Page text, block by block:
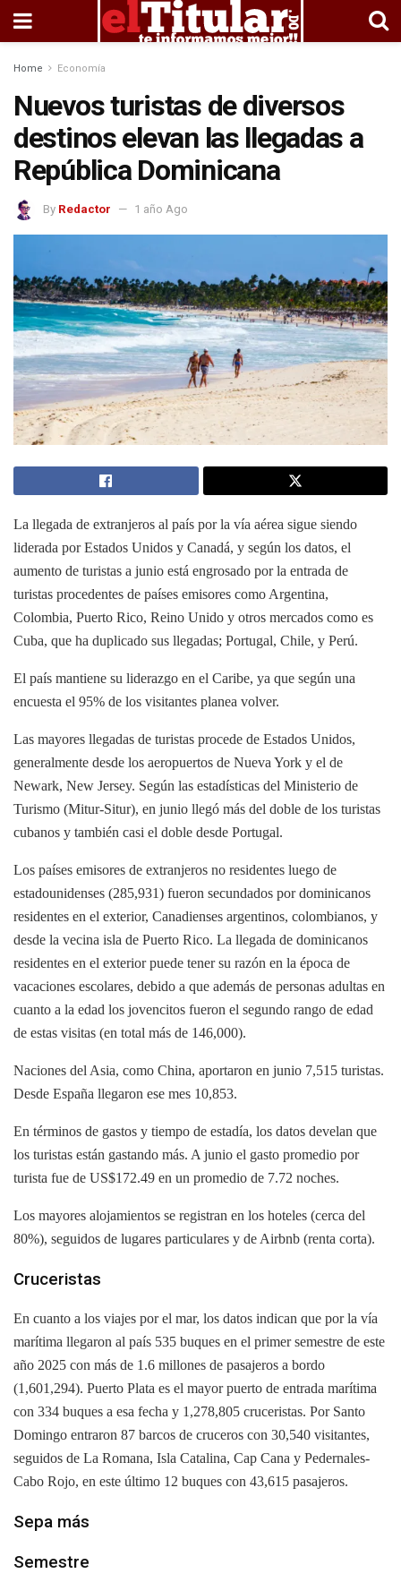
Home Economía
Nuevos turistas de diversos
destinos elevan las llegadas a
República Dominicana
By Redactor 1 año Ago
La llegada de extranjeros al país por la vía aérea sigue siendo
liderada por Estados Unidos y Canadá, y según los datos, el
aumento de turistas a junio está engrosado por la entrada de
turistas procedentes de países emisores como Argentina,
Colombia, Puerto Rico, Reino Unido y otros mercados como es
Cuba, que ha duplicado sus llegadas; Portugal, Chile, y Perú.
El país mantiene su liderazgo en el Caribe, ya que según una
encuesta el 95% de los visitantes planea volver.
Las mayores llegadas de turistas procede de Estados Unidos,
generalmente desde los aeropuertos de Nueva York y el de
Newark, New Jersey. Según las estadísticas del Ministerio de
Turismo (Mitur-Situr), en junio llegó más del doble de los turistas
cubanos y también casi el doble desde Portugal.
Los países emisores de extranjeros no residentes luego de
estadounidenses (285,931) fueron secundados por dominicanos
residentes en el exterior, Canadienses argentinos, colombianos, y
desde la vecina isla de Puerto Rico. La llegada de dominicanos
residentes en el exterior puede tener su razón en la época de
vacaciones escolares, debido a que además de personas adultas en
cuanto a la edad los jovencitos fueron el segundo rango de edad
de estas visitas (en total más de 146,000).
Naciones del Asia, como China, aportaron en junio 7,515 turistas.
Desde España llegaron ese mes 10,853.
En términos de gastos y tiempo de estadía, los datos develan que
los turistas están gastando más. A junio el gasto promedio por
turista fue de US$172.49 en un promedio de 7.72 noches.
Los mayores alojamientos se registran en los hoteles (cerca del
80%), seguidos de lugares particulares y de Airbnb (renta corta).
Cruceristas
En cuanto a los viajes por el mar, los datos indican que por la vía
marítima llegaron al país 535 buques en el primer semestre de este
año 2025 con más de 1.6 millones de pasajeros a bordo
(1,601,294). Puerto Plata es el mayor puerto de entrada marítima
con 334 buques a esa fecha y 1,278,805 cruceristas. Por Santo
Domingo entraron 87 barcos de cruceros con 30,540 visitantes,
seguidos de La Romana, Isla Catalina, Cap Cana y Pedernales-
Cabo Rojo, en este último 12 buques con 43,615 pasajeros.
Sepa más
Semestre